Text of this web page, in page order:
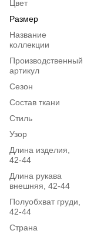
Цвет
Размер
Название
коллекции
Производственный
артикул
Сезон
Состав ткани
Стиль
Узор
Длина изделия,
42-44
Длина рукава
внешняя, 42-44
Полуобхват груди,
42-44
Страна